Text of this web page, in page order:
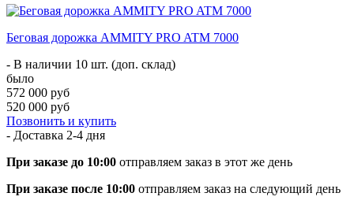
Беговая дорожка AMMITY PRO ATM 7000
- В наличии 10 шт. (доп. склад)
было
572 000 руб
520 000 руб
Позвонить и купить
- Доставка 2-4 дня
При заказе до 10:00 отправляем заказ в этот же день
При заказе после 10:00 отправляем заказ на следующий день